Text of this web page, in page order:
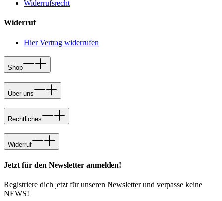
Widerrufsrecht
Widerruf
Hier Vertrag widerrufen
Shop
Über uns
Rechtliches
Widerruf
Jetzt für den Newsletter anmelden!
Registriere dich jetzt für unseren Newsletter und verpasse keine
NEWS!